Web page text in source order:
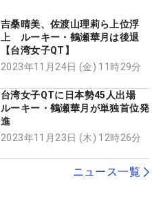
吉桑晴美、佐渡山理莉ら上位浮
上 ルーキー・鶴瀬華月は後退
【台湾女子QT】
2023年11月24日 (金) 11時29分
台湾女子QTに日本勢45人出場
ルーキー・鶴瀬華月が単独首位発
進
2023年11月23日 (木) 12時26分
ニュース一覧